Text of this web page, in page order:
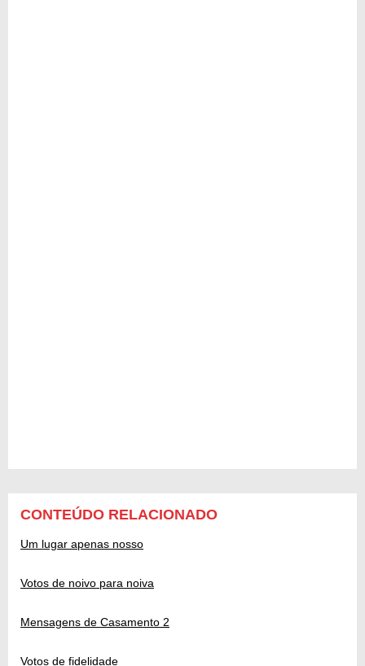
CONTEÚDO RELACIONADO
Um lugar apenas nosso
Votos de noivo para noiva
Mensagens de Casamento 2
Votos de fidelidade